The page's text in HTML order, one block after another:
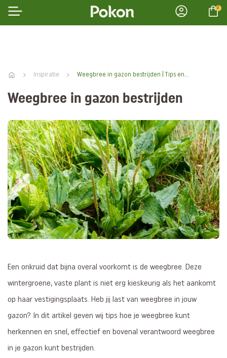
0
Inspiratie Weegbree in gazon bestrijden | Tips en Tricks | Pokon.nl
Weegbree in gazon bestrijden
Een onkruid dat bijna overal voorkomt is de weegbree. Deze
wintergroene, vaste plant is niet erg kieskeurig als het aankomt
op haar vestigingsplaats. Heb jij last van weegbree in jouw
gazon? In dit artikel geven wij tips hoe je weegbree kunt
herkennen en snel, effectief en bovenal verantwoord weegbree
in je gazon kunt bestrijden.